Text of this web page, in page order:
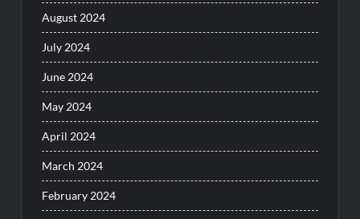
August 2024
July 2024
June 2024
May 2024
April 2024
March 2024
February 2024